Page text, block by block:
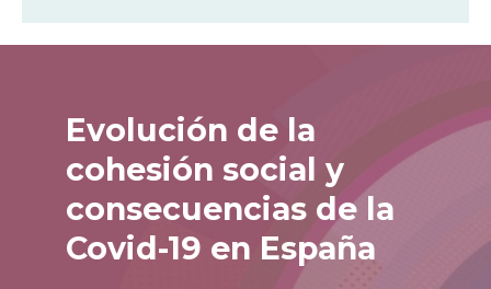
Evolución de la
cohesión social y
consecuencias de la
Covid-19 en España